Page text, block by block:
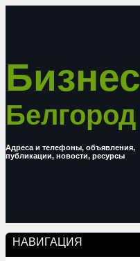
Бизнес
Белгород
Адреса и телефоны, объявления,
публикации, новости, ресурсы
НАВИГАЦИЯ